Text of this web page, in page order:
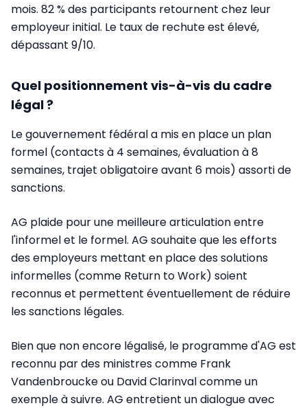
mois. 82 % des participants retournent chez leur
employeur initial. Le taux de rechute est élevé,
dépassant 9/10.
Quel positionnement vis-à-vis du cadre
légal ?
Le gouvernement fédéral a mis en place un plan
formel (contacts à 4 semaines, évaluation à 8
semaines, trajet obligatoire avant 6 mois) assorti de
sanctions.
AG plaide pour une meilleure articulation entre
l'informel et le formel. AG souhaite que les efforts
des employeurs mettant en place des solutions
informelles (comme Return to Work) soient
reconnus et permettent éventuellement de réduire
les sanctions légales.
Bien que non encore légalisé, le programme d'AG est
reconnu par des ministres comme Frank
Vandenbroucke ou David Clarinval comme un
exemple à suivre. AG entretient un dialogue avec